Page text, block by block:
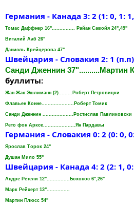
Германия - Канада 3: 2 (1: 0, 1:
Томас Даффнер 16"............... Райан Савойя 24",49"
Виталий Aaб 26"
Даниэль Крейцерова 47"
Швейцария - Словакия 2: 1 (п.п)
Санди Дженнин 37"..........Мартин
буллиты:
Жан-Жак Эшлиманн (2).........Роберт Петровицки
Флавьен Конне.....................Роберт Томик
Санди Дженнин ....................Ростислав Павликовски
Рето фон Арксе.....................Ян Пардавы
Германия - Словакия 0: 2 (0: 0,
Ярослав Tорок 24"
Душан Мило 55"
Швейцария - Канада 4: 2 (2: 1, 0:
Андре Рётели 12"...............Бохонос 6",26"
Марк Рейхерт 13"...............
Мартин Плюсс 54"